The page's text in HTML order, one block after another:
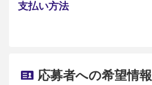
支払い方法
応募者への希望情報